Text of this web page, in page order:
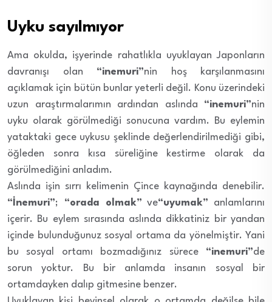
Uyku sayılmıyor
Ama okulda, işyerinde rahatlıkla uyuklayan Japonların
davranışı olan “inemuri”nin hoş karşılanmasını
açıklamak için bütün bunlar yeterli değil. Konu üzerindeki
uzun araştırmalarımın ardından aslında “inemuri”nin
uyku olarak görülmediği sonucuna vardım. Bu eylemin
yataktaki gece uykusu şeklinde değerlendirilmediği gibi,
öğleden sonra kısa süreliğine kestirme olarak da
görülmediğini anladım.
Aslında işin sırrı kelimenin Çince kaynağında denebilir.
“İnemuri”; “orada olmak” ve“uyumak” anlamlarını
içerir. Bu eylem sırasında aslında dikkatiniz bir yandan
içinde bulunduğunuz sosyal ortama da yönelmiştir. Yani
bu sosyal ortamı bozmadığınız sürece “inemuri”de
sorun yoktur. Bu bir anlamda insanın sosyal bir
ortamdayken dalıp gitmesine benzer.